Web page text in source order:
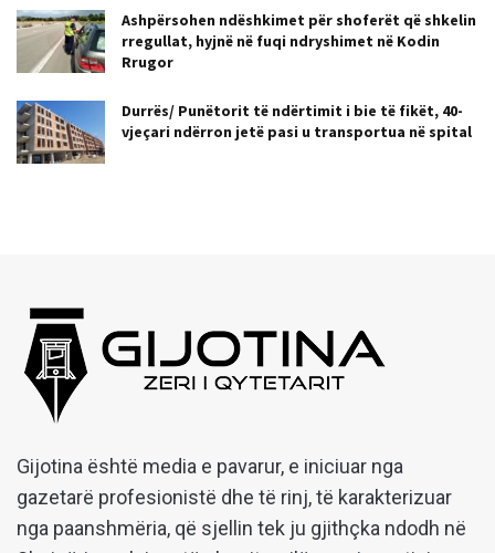
Ashpërsohen ndëshkimet për shoferët që shkelin
rregullat, hyjnë në fuqi ndryshimet në Kodin
Rrugor
Durrës/ Punëtorit të ndërtimit i bie të fikët, 40-
vjeçari ndërron jetë pasi u transportua në spital
Gijotina është media e pavarur, e iniciuar nga
gazetarë profesionistë dhe të rinj, të karakterizuar
nga paanshmëria, që sjellin tek ju gjithçka ndodh në